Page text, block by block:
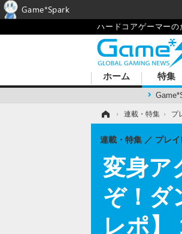
ハードコアゲーマーの
ホーム 特集
› 連載・特集 › プ
変身ア
ぞ！ダ
レポ】
連載・特集 プレイ
Game*Spark